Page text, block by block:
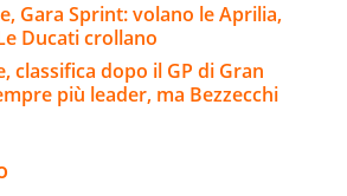
Gara Sprint: volano le Aprilia,
Ducati crollano
classifica dopo il GP di Gran
più leader, ma Bezzecchi